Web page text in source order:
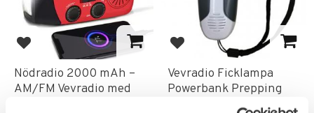
Add to favorites
Nödradio 2000 mAh –
AM/FM Vevradio med
Add to favorites
Vevradio Ficklampa
Powerbank Prepping
Vevgenerator Liten